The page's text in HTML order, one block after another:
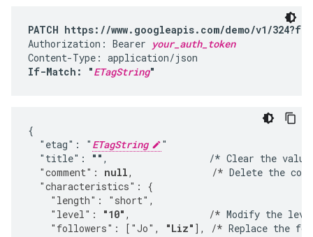
PATCH https://www.googleapis.com/demo/v1/
Authorization: Bearer your_auth_token
If-Match: "ETagString"
{
  "etag": "
ETagString
"
  "title":
"" ,                  /* Clear the value
  "comment":
null,              /* Delete the
  "characteristics": {
    "length": "short",
    "level":
"10" ,              /* Modify the
    "followers": ["Jo",
"Liz" ], /* Replace the